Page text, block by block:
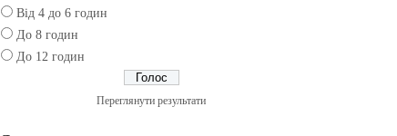
Від 4 до 6 годин
До 8 годин
До 12 годин
Переглянути результати